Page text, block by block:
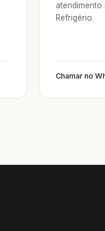
atendimento
Refrigério.
Chamar no